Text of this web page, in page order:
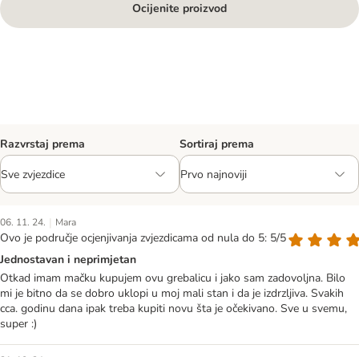
Ocijenite proizvod
Razvrstaj prema Sortiraj prema
06. 11. 24. | Mara
Ovo je područje ocjenjivanja zvjezdicama od nula do 5: 5/5
Jednostavan i neprimjetan
Otkad imam mačku kupujem ovu grebalicu i jako sam zadovoljna. Bilo
mi je bitno da se dobro uklopi u moj mali stan i da je izdrzljiva. Svakih
cca. godinu dana ipak treba kupiti novu šta je očekivano. Sve u svemu,
super :)